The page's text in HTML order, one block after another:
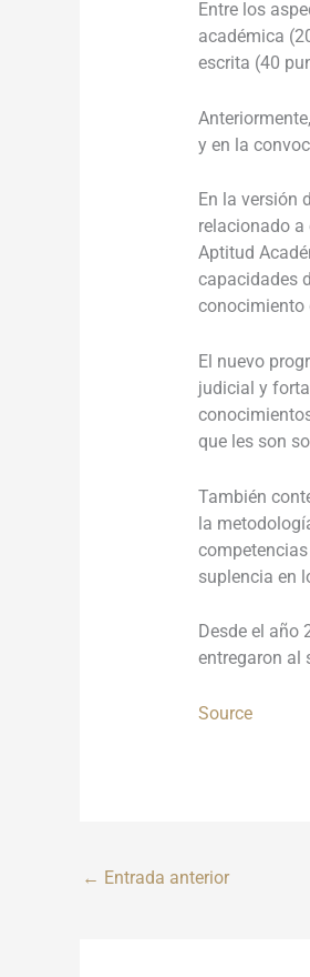
Entre los
académica
escrita (40
y en la
En la versión
relacionado a
Aptitud
capacidades
conocimiento
El nuevo
judicial y
que les son
También
la
suplencia en
Desde el año
entregaron al
Source
← Entrada anterior